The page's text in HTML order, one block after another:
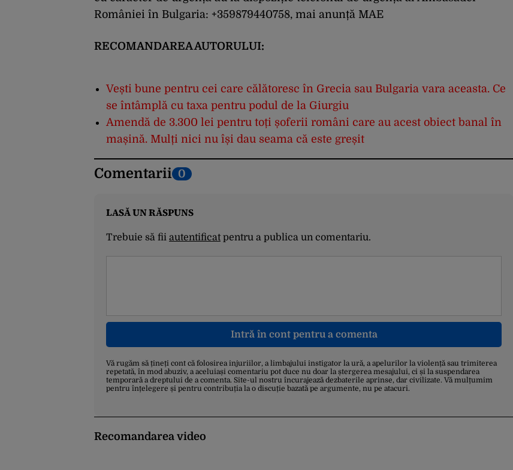
României în Bulgaria: +359879440758, mai anunță MAE
RECOMANDAREA AUTORULUI:
Vești bune pentru cei care călătoresc în Grecia sau Bulgaria vara aceasta. Ce
se întâmplă cu taxa pentru podul de la Giurgiu
Amendă de 3.300 lei pentru toți șoferii români care au acest obiect banal în
mașină. Mulți nici nu își dau seama că este greșit
Comentarii 0
LASĂ UN RĂSPUNS
Trebuie să fii autentificatpentru a publica un comentariu.
Intră în cont pentru a comenta
Vă rugăm să țineți cont că folosirea injuriilor, a limbajului instigator la ură, a apelurilor la violență sau trimiterea
repetată, în mod abuziv, a aceluiași comentariu pot duce nu doar la ștergerea mesajului, ci și la suspendarea
temporară a dreptului de a comenta. Site-ul nostru încurajează dezbaterile aprinse, dar civilizate. Vă mulțumim
pentru înțelegere și pentru contribuția la o discuție bazată pe argumente, nu pe atacuri.
Recomandarea video